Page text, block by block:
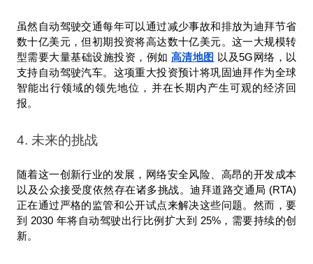
虽然自动驾驶交通每年可以通过减少事故和排放为迪拜节省
数十亿美元，但初期投资将高达数十亿美元。这一大规模转
型需要大量基础设施投资，例如 高清地图 以及5G网络，以
支持自动驾驶汽车。这项重大投资预计将巩固迪拜作为全球
智能出行领域的领先地位，并在长期内产生可观的经济回
报。
4. 未来的挑战
随着这一创新行业的发展，网络安全风险、高昂的开发成本
以及公众接受度依然存在诸多挑战。迪拜道路交通局 (RTA)
正在通过严格的监管和公开试点来解决这些问题。然而，要
到 2030 年将自动驾驶出行比例扩大到 25%，需要持续的创
新。